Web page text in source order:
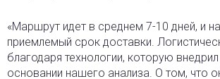
«Маршрут идет в среднем 7-10 дней, и
приемлемый срок доставки.
благодаря технологии, которую
основании нашего анализа. О том, что